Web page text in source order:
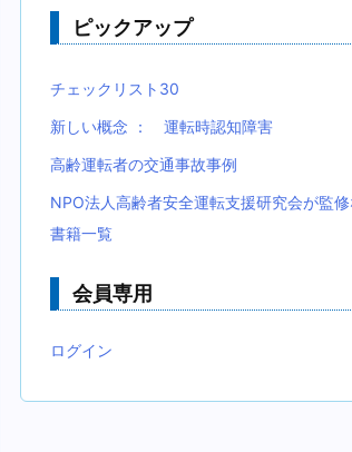
ピックアップ
チェックリスト30
新しい概念 ： 運転時認知障害
高齢運転者の交通事故事例
NPO法人高齢者安全運転支援研究会が監
書籍一覧
会員専用
ログイン